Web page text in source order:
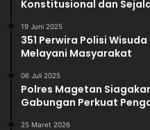
Konstitusional dan
19 Juni 2025
351 Perwira Polisi
Melayani Masyarakat
06 Juli 2025
Polres Magetan
Gabungan Perkuat
25 Maret 2026